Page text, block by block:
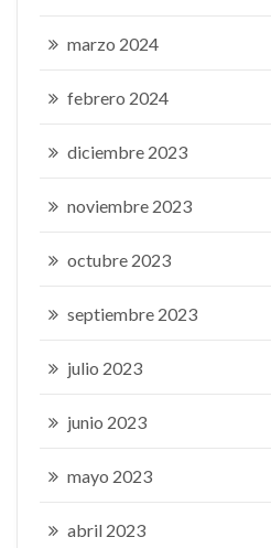
marzo 2024
febrero 2024
diciembre 2023
noviembre 2023
octubre 2023
septiembre 2023
julio 2023
junio 2023
mayo 2023
abril 2023